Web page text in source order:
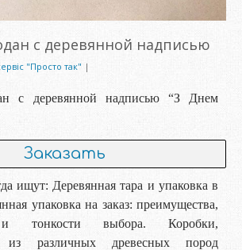
с деревянной надписью
"Просто так" |
с деревянной надписью “З Днем
Заказать
ищут: Деревянная тара и упаковка в
упаковка на заказ: преимущества,
и тонкости выбора. Коробки,
из различных древесных пород